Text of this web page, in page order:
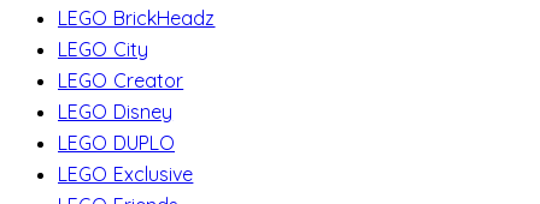
LEGO BrickHeadz
LEGO City
LEGO Creator
LEGO Disney
LEGO DUPLO
LEGO Exclusive